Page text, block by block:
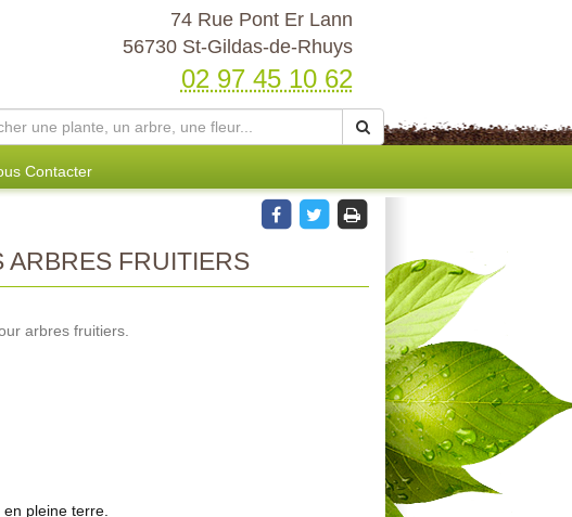
74 Rue Pont Er Lann
56730 St-Gildas-de-Rhuys
02 97 45 10 62
Contacter
ARBRES FRUITIERS
arbres fruitiers.
pleine terre.